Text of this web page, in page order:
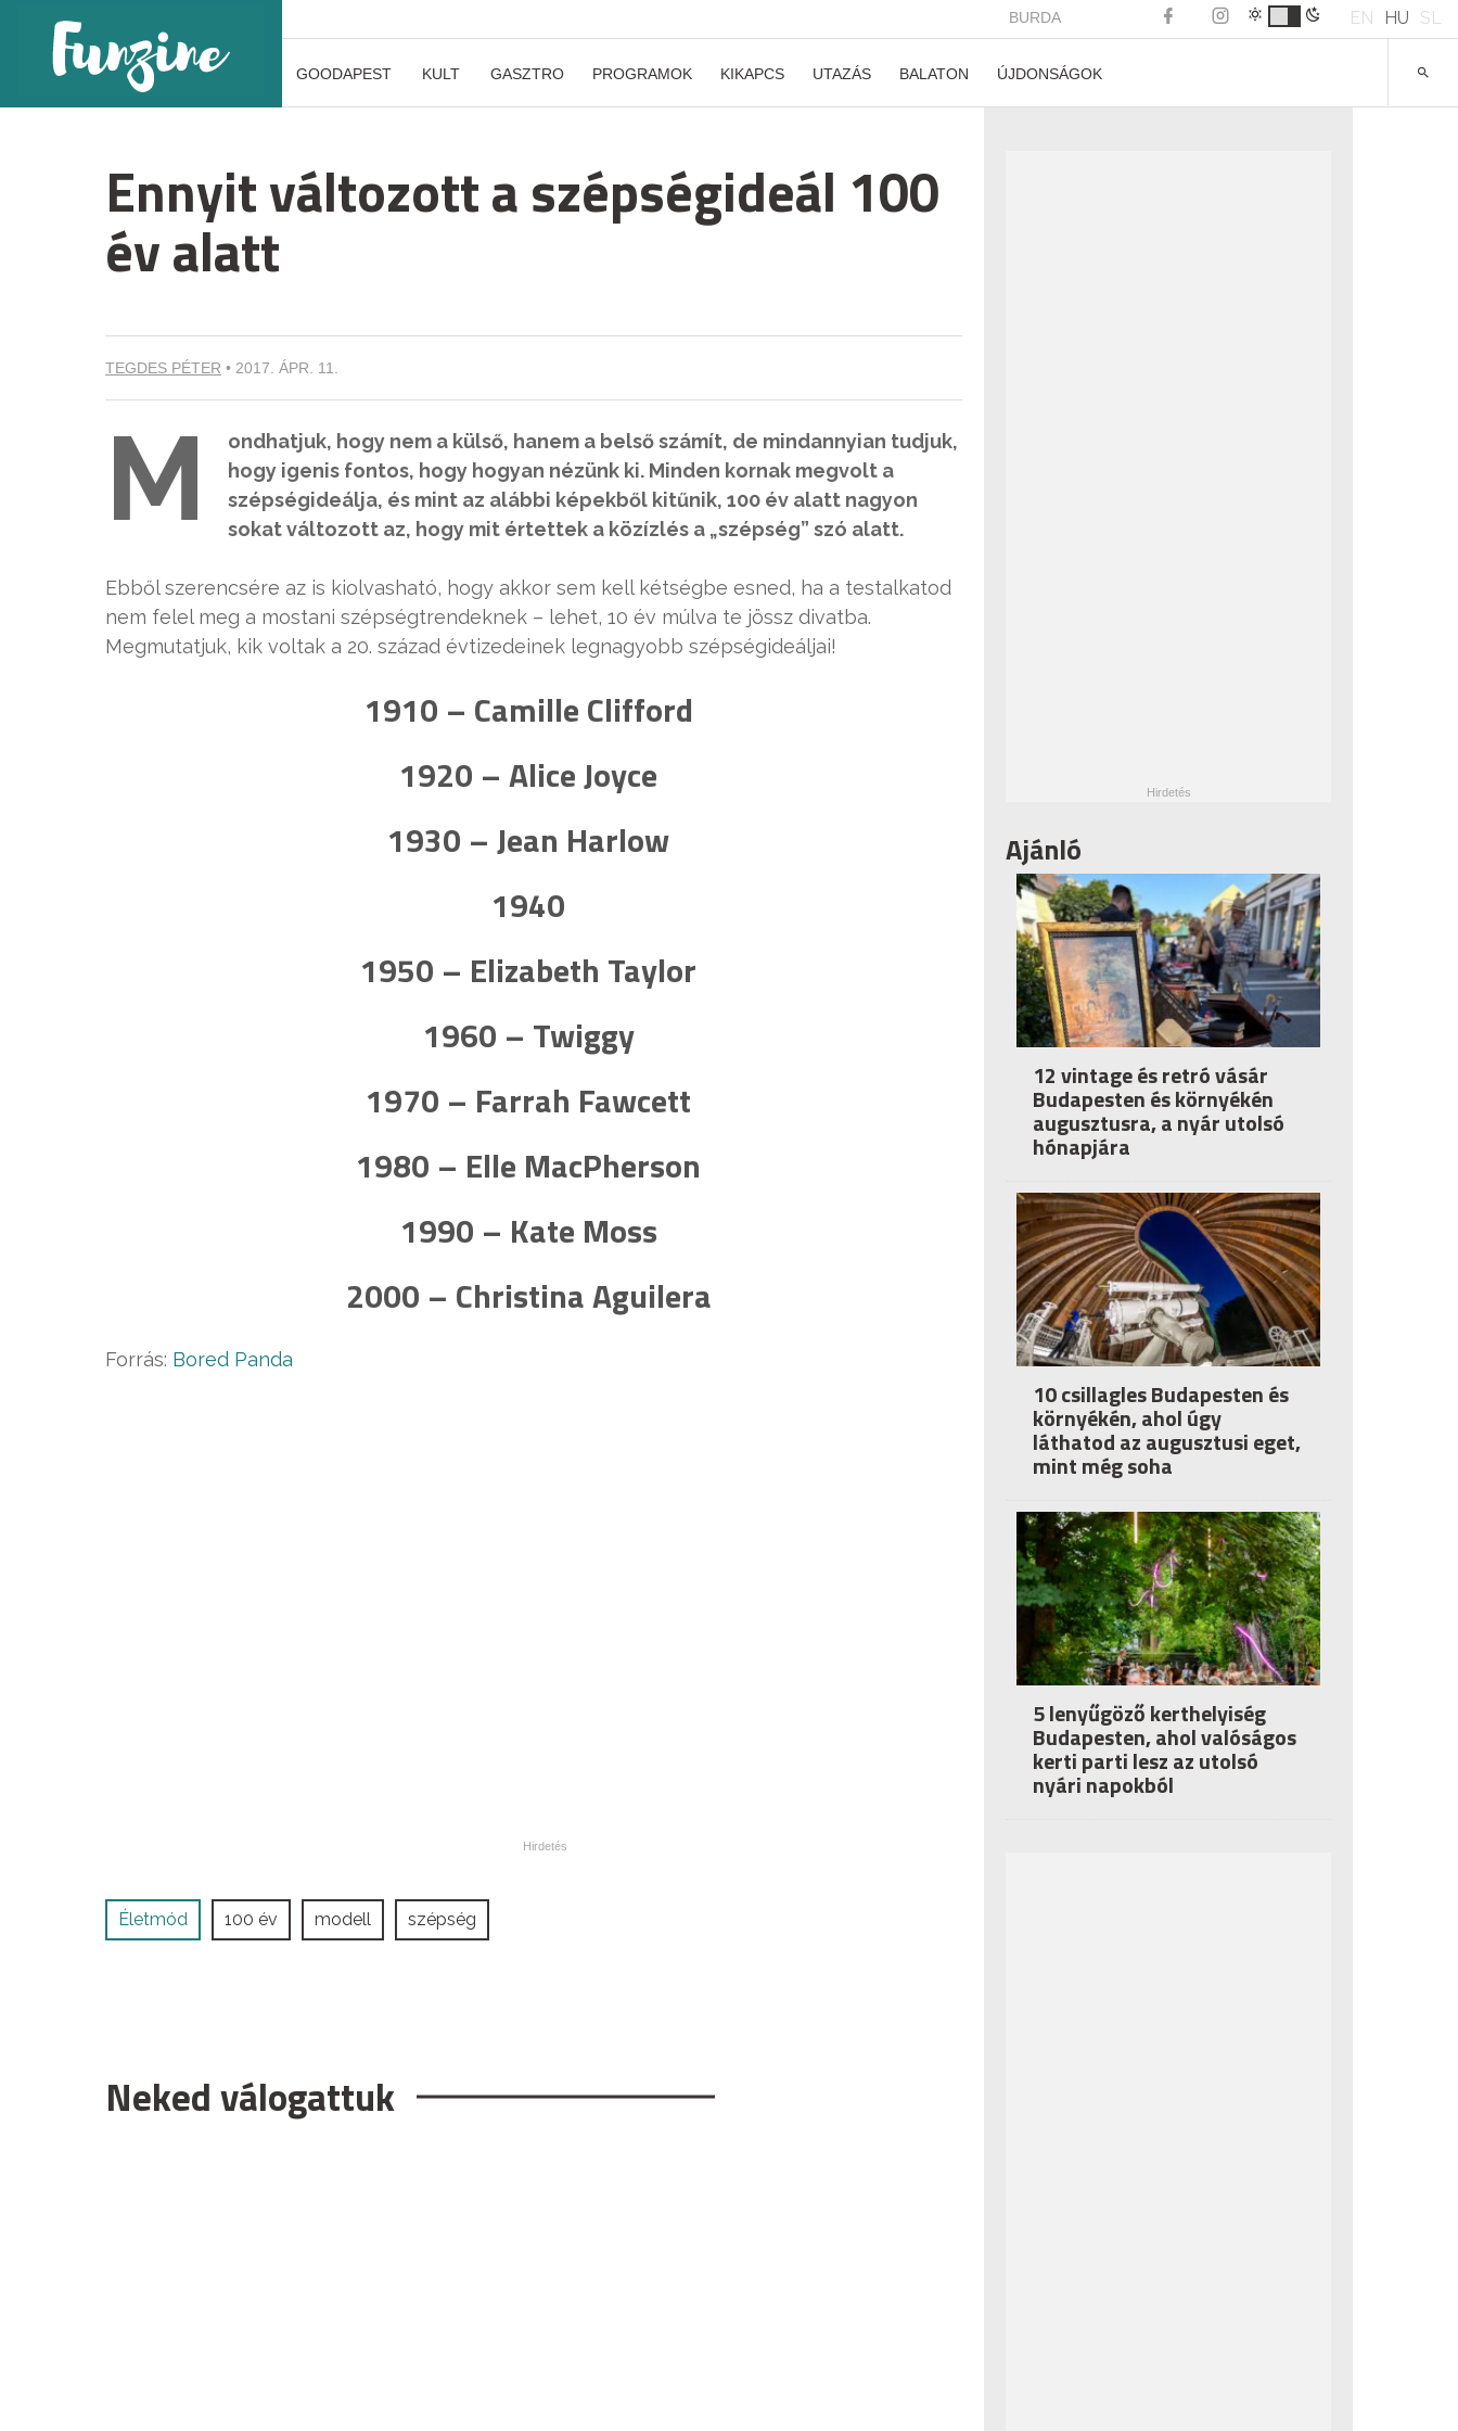
BURDA EN HU SL
GOODAPEST KULT GASZTRO PROGRAMOK KIKAPCS UTAZÁS BALATON ÚJDONSÁGOK
Ennyit változott a szépségideál 100
év alatt
TEGDES PÉTER • 2017. ÁPR. 11.
M
ondhatjuk, hogy nem a külső, hanem a belső számít, de mindannyian tudjuk,
hogy igenis fontos, hogy hogyan nézünk ki. Minden kornak megvolt a
szépségideálja, és mint az alábbi képekből kitűnik, 100 év alatt nagyon
sokat változott az, hogy mit értettek a közízlés a „szépség” szó alatt.
Ebből szerencsére az is kiolvasható, hogy akkor sem kell kétségbe esned, ha a testalkatod
nem felel meg a mostani szépségtrendeknek – lehet, 10 év múlva te jössz divatba.
Megmutatjuk, kik voltak a 20. század évtizedeinek legnagyobb szépségideáljai!
1910 – Camille Clifford
1920 – Alice Joyce
1930 – Jean Harlow
1940
1950 – Elizabeth Taylor
1960 – Twiggy
1970 – Farrah Fawcett
1980 – Elle MacPherson
1990 – Kate Moss
2000 – Christina Aguilera
Forrás: Bored Panda
Életmód 100 év modell szépség
Neked válogattuk
Ajánló
12 vintage és retró vásár
Budapesten és környékén
augusztusra, a nyár utolsó
hónapjára
10 csillagles Budapesten és
környékén, ahol úgy
láthatod az augusztusi eget,
mint még soha
5 lenyűgöző kerthelyiség
Budapesten, ahol valóságos
kerti parti lesz az utolsó
nyári napokból